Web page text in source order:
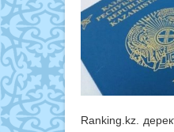
Ranking.kz.